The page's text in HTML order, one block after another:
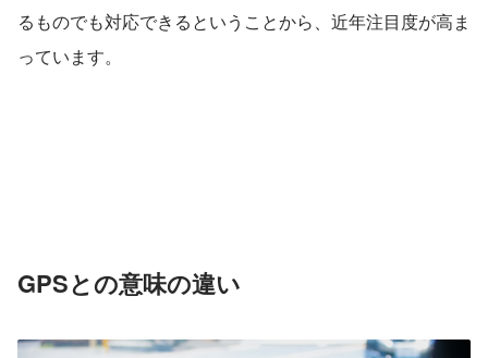
るものでも対応できるということから、近年注目度が高ま
っています。
GPSとの意味の違い